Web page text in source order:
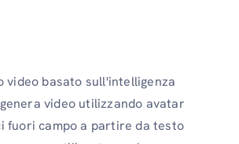
video basato sull'intelligenza
video utilizzando avatar
fuori campo a partire da testo